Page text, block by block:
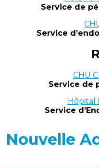
Service de
Service
CHU
Service de
Hôpital
Service
Nouvelle